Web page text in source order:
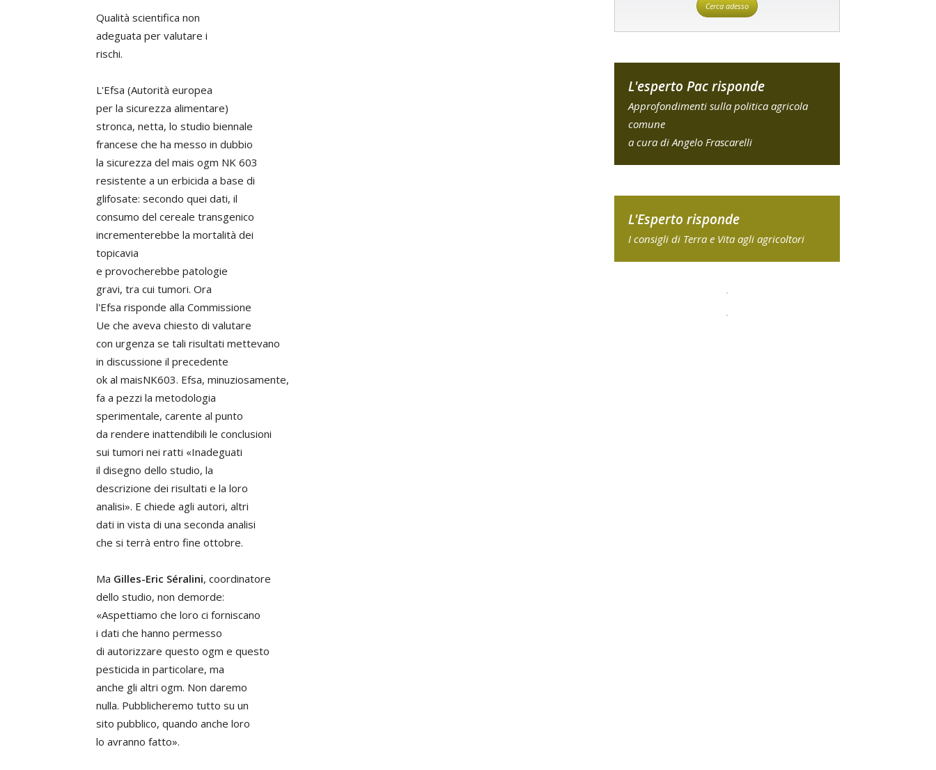
Qualità scientifica non
adeguata per valutare i
rischi.
L'Efsa (Autorità europea
per la sicurezza alimentare)
stronca, netta, lo studio biennale
francese che ha messo in dubbio
la sicurezza del mais ogm NK 603
resistente a un erbicida a base di
glifosate: secondo quei dati, il
consumo del cereale transgenico
incrementerebbe la mortalità dei
topicavia
e provocherebbe patologie
gravi, tra cui tumori. Ora
l'Efsa risponde alla Commissione
Ue che aveva chiesto di valutare
con urgenza se tali risultati mettevano
in discussione il precedente
ok al maisNK603. Efsa, minuziosamente,
fa a pezzi la metodologia
sperimentale, carente al punto
da rendere inattendibili le conclusioni
sui tumori nei ratti «Inadeguati
il disegno dello studio, la
descrizione dei risultati e la loro
analisi». E chiede agli autori, altri
dati in vista di una seconda analisi
che si terrà entro fine ottobre.
Ma Gilles-Eric Séralini, coordinatore
dello studio, non demorde:
«Aspettiamo che loro ci forniscano
i dati che hanno permesso
di autorizzare questo ogm e questo
pesticida in particolare, ma
anche gli altri ogm. Non daremo
nulla. Pubblicheremo tutto su un
sito pubblico, quando anche loro
lo avranno fatto».
Cerca adesso
L'esperto Pac risponde
Approfondimenti sulla politica agricola
comune
a cura di Angelo Frascarelli
L'Esperto risponde
I consigli di Terra e Vita agli agricoltori